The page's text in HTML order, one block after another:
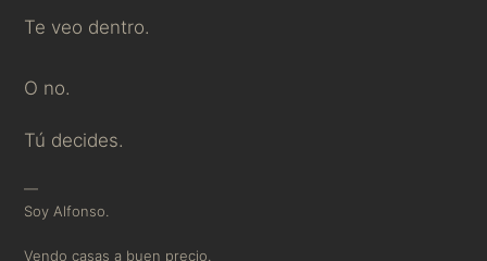
Te veo dentro.
O no.
Tú decides.
—
Soy Alfonso.
Vendo casas a buen precio.